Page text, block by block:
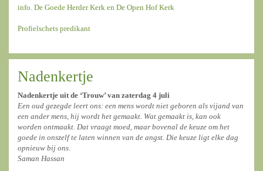
info. De Goede Herder Kerk en De Open Hof Kerk
Profielschets predikant
Nadenkertje
Nadenkertje uit de ‘Trouw’ van zaterdag 4 juli
Een oud gezegde leert ons: een mens wordt niet geboren als vijand van
een ander mens, hij wordt het gemaakt. Wat gemaakt is, kan ook
worden ontmaakt. Dat vraagt moed, maar bovenal de keuze om het
goede in onszelf te laten winnen van de angst. Die keuze ligt elke dag
opnieuw bij ons.
Saman Hassan